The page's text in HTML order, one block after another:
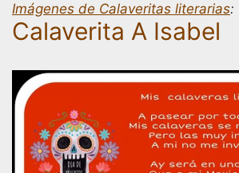
Imágenes de Calaveritas literarias:
Calaverita A Isabel